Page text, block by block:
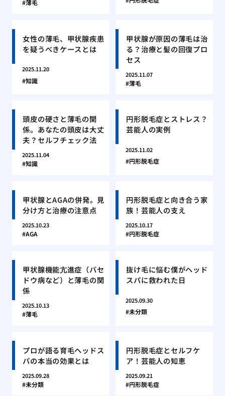
薄毛
女性の薄毛、甲状腺疾患
を疑うべきケースとは
2025.11.20
知識
甲状腺が原因の薄毛は治
る？治療と髪の回復プロ
セス
2025.11.07
薄毛
頭皮の硬さと薄毛の関
係。あなたの頭皮は大丈
夫？セルフチェック法
2025.11.04
知識
円形脱毛症とストレス？
芸能人の実例
2025.11.02
円形脱毛症
甲状腺とAGAの併発。見
分け方と治療の注意点
2025.10.23
AGA
円形脱毛症と向き合う家
族！芸能人の支え
2025.10.17
円形脱毛症
甲状腺機能亢進症（バセ
ドウ病など）と薄毛の関
係
2025.10.13
薄毛
抜け毛に悩む僕がヘッド
スパに救われた日
2025.09.30
未分類
プロが語る育毛ヘッドス
パの本当の効果とは
2025.09.28
未分類
円形脱毛症とセルフケ
ア！芸能人の知恵
2025.09.21
円形脱毛症